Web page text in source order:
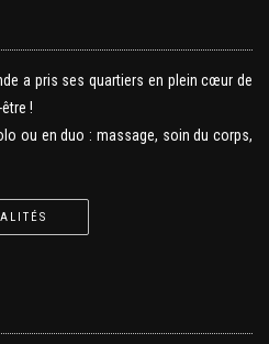
a pris ses quartiers en plein cœur de
!
ou en duo : massage, soin du corps,